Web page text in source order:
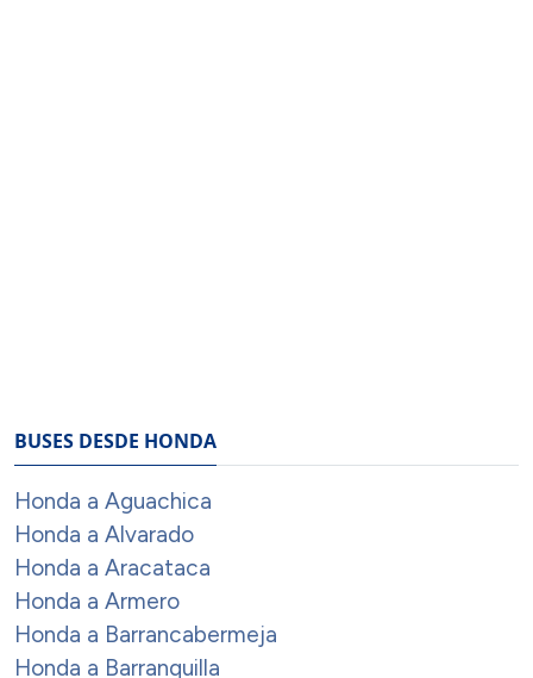
BUSES DESDE HONDA
Honda a Aguachica
Honda a Alvarado
Honda a Aracataca
Honda a Armero
Honda a Barrancabermeja
Honda a Barranquilla